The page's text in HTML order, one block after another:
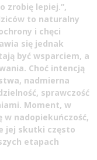
zrobię lepiej.”,
to naturalny
i chęci
się jednak
być wsparciem, a
Choć intencją
nadmierna
sprawczość
Moment, w
nadopiekuńczość,
jej skutki często
etapach